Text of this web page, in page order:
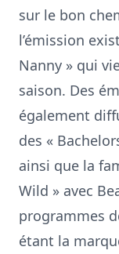
sur le bon
l’émission
Nanny » qui
saison. Des
également
des «
ainsi que la
Wild » avec
programmes
étant la